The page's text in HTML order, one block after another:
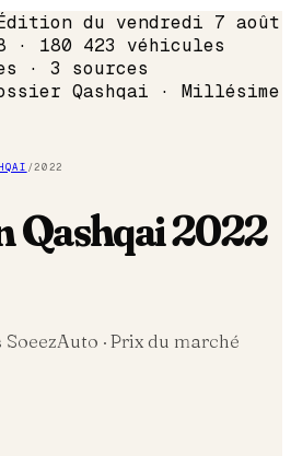
du vendredi 7 août
· 180 423 véhicules
· 3 sources
Qashqai · Millésime
/2022
Qashqai2022
SoeezAuto · Prix du marché